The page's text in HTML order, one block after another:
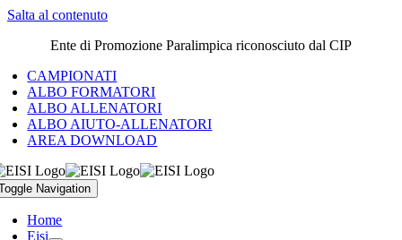
Salta al contenuto
Ente di Promozione Paralimpica riconosciuto dal CIP
CAMPIONATI
ALBO FORMATORI
ALBO ALLENATORI
ALBO AIUTO-ALLENATORI
AREA DOWNLOAD
Navigation
Home
Eisi